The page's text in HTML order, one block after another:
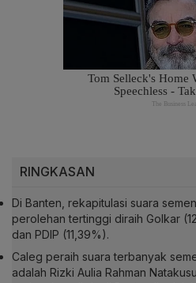
RINGKASAN
Di Banten, rekapitulasi suara
perolehan tertinggi diraih Golkar
dan PDIP (11,39%).
Caleg peraih suara terbanyak
adalah Rizki Aulia Rahman